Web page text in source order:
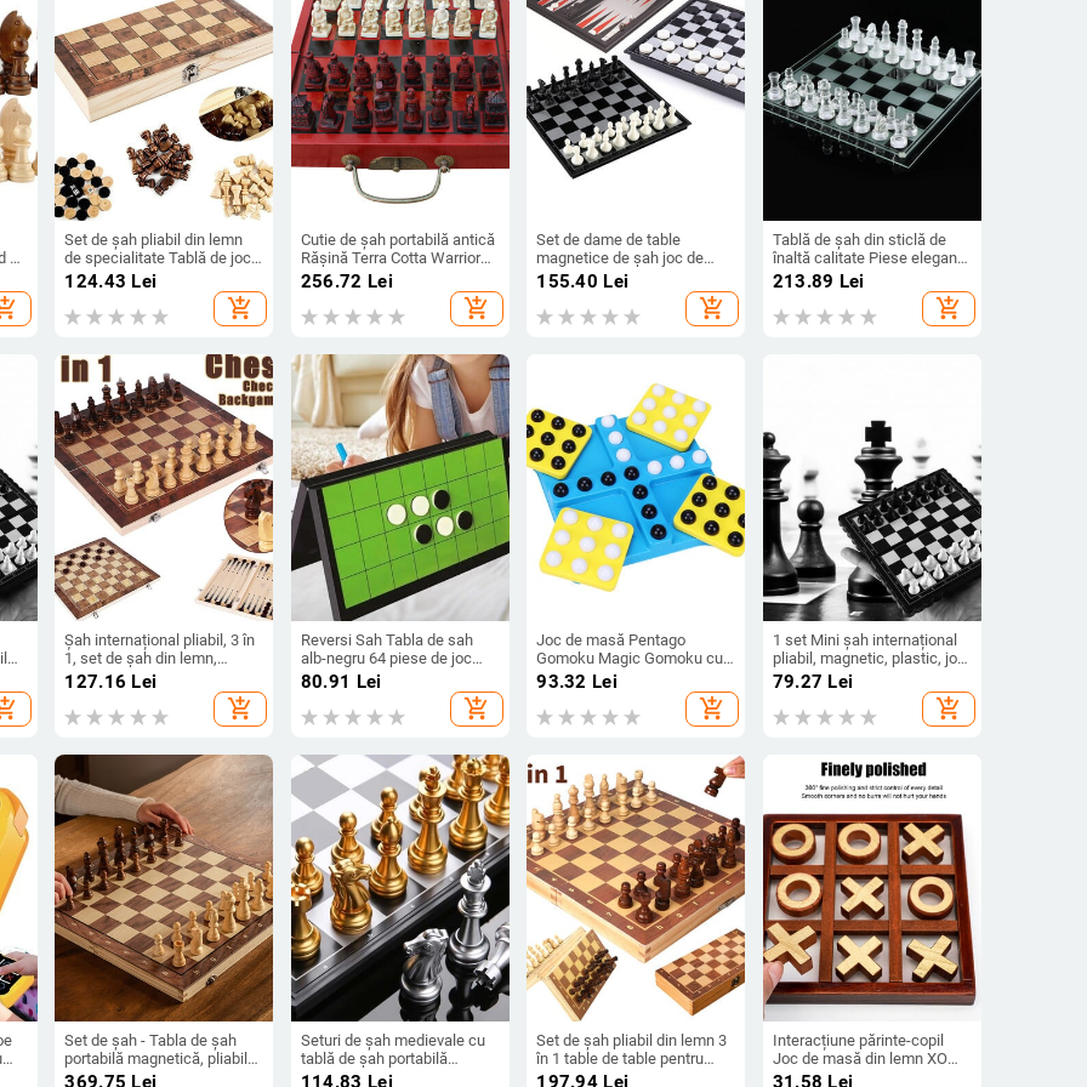
de
Set de șah pliabil din lemn
de specialitate Tablă de joc
din pâslă 24 cm * 12 cm
Depozitare interioară Adulti
Copii Cadou Joc de familie
124.43 Lei
add_shopping_cart
Cutie de șah portabilă antică
Rășină Terra Cotta Warriors
Piese de șah tridimensionale
Tablă de șah antică pliabilă
din lemn
256.72 Lei
add_shopping_cart
Set de dame de table
magnetice de șah joc de
masă pliabil 3-în-1
internațional șah pliabil joc
de masă portabil
155.40 Lei
add_shopping_cart
Tablă de șah din sticlă de
înaltă calitate Piese elegante
de șah din sticlă Set de
jocuri de șah 25 cm sau 20
cm table de șah din lemn
213.89 Lei
add_shopping_cart
Șah internațional pliabil, 3 în
1, set de șah din lemn,
jucărie, joc de masă
antrenamentul creierului,
pentru copii, cadou high-end
127.16 Lei
add_shopping_cart
Reversi Sah Tabla de sah
alb-negru 64 piese de joc
Portabil pliabil Reversi
Othello Tabla de sah pentru
copii adulti
80.91 Lei
add_shopping_cart
Joc de masă Pentago
Gomoku Magic Gomoku cu
margele albe și negre Joc de
puzzle pentru părinți Șah
Gobang Qenueson Jucători
93.32 Lei
add_shopping_cart
1 set Mini șah internațional
pliabil, magnetic, plastic, joc
de masă, jucărie portabilă
pentru copii Set de șah
portabil în aer liber
79.27 Lei
add_shopping_cart
Set de șah - Tabla de șah
portabilă magnetică, pliabilă,
din lemn masiv - Jocuri
369.75 Lei
Seturi de șah medievale cu
tablă de șah portabilă
pliabilă mare magnetică 32
114.83 Lei
Set de șah pliabil din lemn 3
în 1 table de table pentru
dezvoltare a gândirii
197.94 Lei
Interacțiune părinte-copil
Joc de masă din lemn XO
Tic Tac Toe Șah amuzant în
31.58 Lei